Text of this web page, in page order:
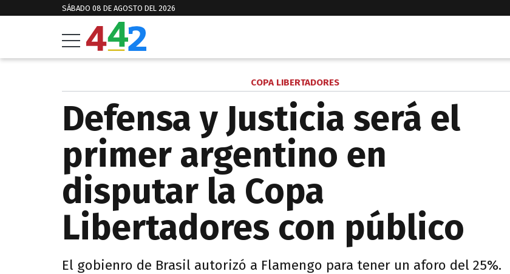
SÁBADO 08 DE AGOSTO DEL 2026
COPA LIBERTADORES
Defensa y Justicia será el
primer argentino en
disputar la Copa
Libertadores con público
El gobienro de Brasil autorizó a Flamengo para tener un aforo del 25%.